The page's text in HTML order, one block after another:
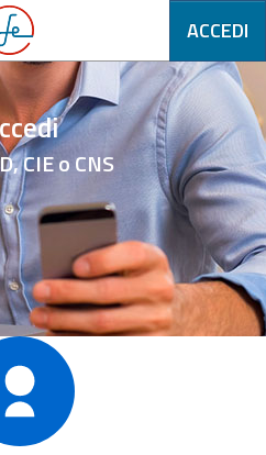
ACCEDI
CIE o CNS